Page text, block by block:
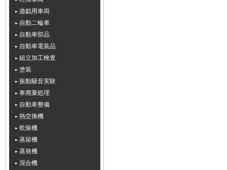
遊戯用車両
自動二輪車
自動車部品
自動車電装品
組立加工検査
塗装
振動騒音実験
車廃棄処理
自動車整備
熱交換機
乾燥機
蒸留機
蒸発機
混合機